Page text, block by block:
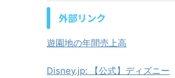
外部リンク
遊園地の年間売上高
Disney.jp: 【公式】ディズニー